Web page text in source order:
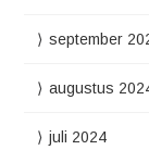
september
augustus
juli 2024